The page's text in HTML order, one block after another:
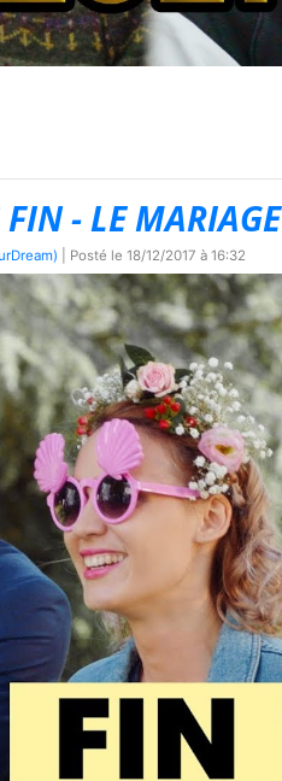
FIN - LE MARIAGE
| Posté le 18/12/2017 à 16:32